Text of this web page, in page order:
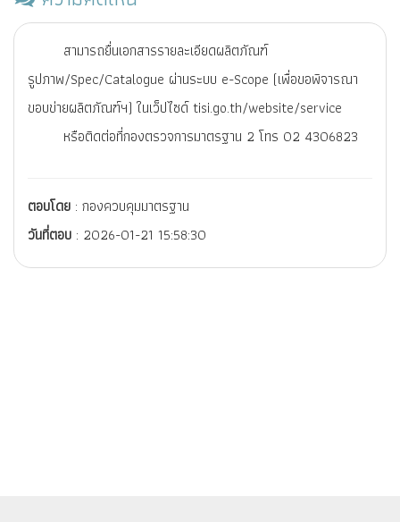
สามารถยื่นเอกสารรายละเอียดผลิตภัณฑ์
รูปภาพ/Spec/Catalogue ผ่านระบบ e-Scope (เพื่อขอพิจารณา
ขอบข่ายผลิตภัณฑ์ฯ) ในเว็ปไซด์ tisi.go.th/website/service
หรือติดต่อที่กองตรวจการมาตรฐาน 2 โทร 02 4306823
ตอบโดย : กองควบคุมมาตรฐาน
วันที่ตอบ : 2026-01-21 15:58:30